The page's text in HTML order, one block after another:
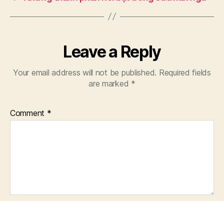
Leave a Reply
Your email address will not be published. Required fields
are marked *
Comment *